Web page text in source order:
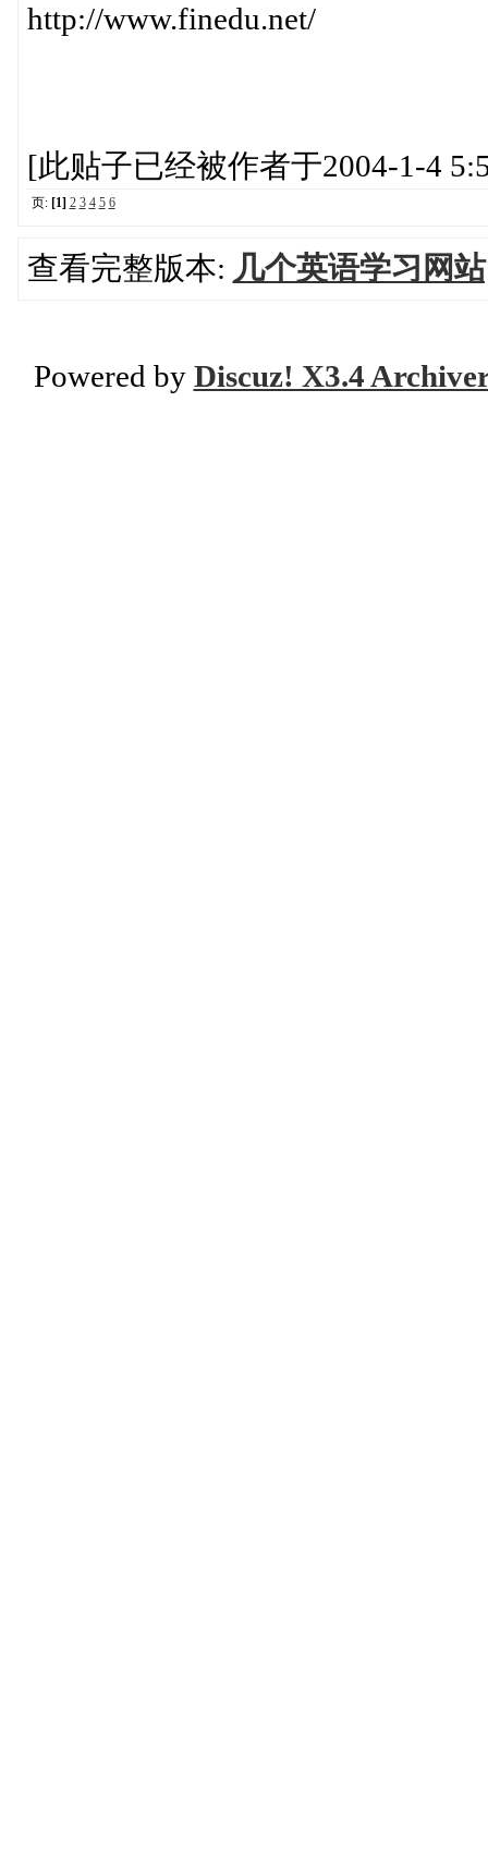
http://www.finedu.net/
[此贴子已经被作者于2004-1-4
页: [1] 2 3 4 5 6
查看完整版本: 几个英语学习网
Powered by Discuz! X3.4